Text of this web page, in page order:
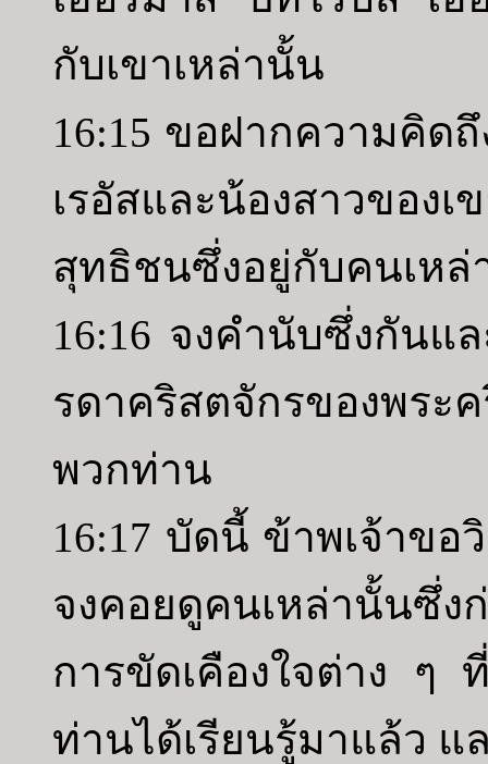
กับเขาเหล่านั้น
16:15 ขอฝากความคิด
เรอัสและน้องสาวของ
สุทธิชนซึ่งอยู่กับคนเหล่
16:16 จงคำนับซึ่งกันแ
รดาคริสตจักรของพระ
พวกท่าน
16:17 บัดนี้ ข้าพเจ้าข
จงคอยดูคนเหล่านั้นซึ่ง
การขัดเคืองใจต่าง ๆ
ท่านได้เรียนรู้มาแล้ว แ